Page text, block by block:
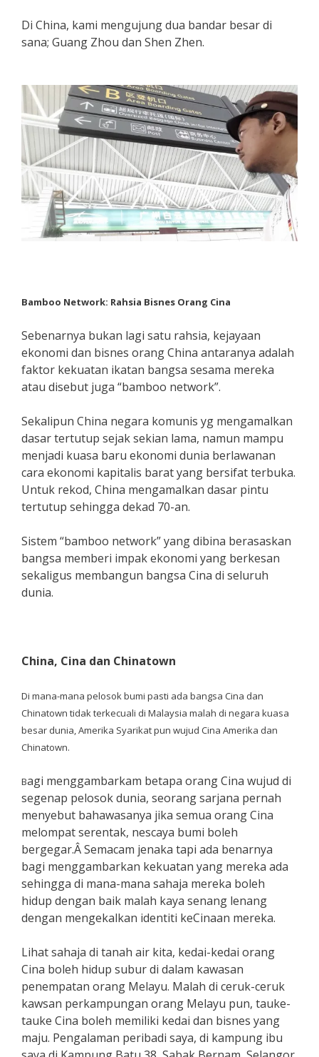
Di China, kami mengujung dua bandar besar di
sana; Guang Zhou dan Shen Zhen.
Bamboo Network: Rahsia Bisnes Orang Cina
Sebenarnya bukan lagi satu rahsia, kejayaan
ekonomi dan bisnes orang China antaranya adalah
faktor kekuatan ikatan bangsa sesama mereka
atau disebut juga “bamboo network”.
Sekalipun China negara komunis yg mengamalkan
dasar tertutup sejak sekian lama, namun mampu
menjadi kuasa baru ekonomi dunia berlawanan
cara ekonomi kapitalis barat yang bersifat terbuka.
Untuk rekod, China mengamalkan dasar pintu
tertutup sehingga dekad 70-an.
Sistem “bamboo network” yang dibina berasaskan
bangsa memberi impak ekonomi yang berkesan
sekaligus membangun bangsa Cina di seluruh
dunia.
China, Cina dan Chinatown
Di mana-mana pelosok bumi pasti ada bangsa Cina dan
Chinatown tidak terkecuali di Malaysia malah di negara kuasa
besar dunia, Amerika Syarikat pun wujud Cina Amerika dan
Chinatown.
Bagi menggambarkam betapa orang Cina wujud di
segenap pelosok dunia, seorang sarjana pernah
menyebut bahawasanya jika semua orang Cina
melompat serentak, nescaya bumi boleh
bergegar.Â Semacam jenaka tapi ada benarnya
bagi menggambarkan kekuatan yang mereka ada
sehingga di mana-mana sahaja mereka boleh
hidup dengan baik malah kaya senang lenang
dengan mengekalkan identiti keCinaan mereka.
Lihat sahaja di tanah air kita, kedai-kedai orang
Cina boleh hidup subur di dalam kawasan
penempatan orang Melayu. Malah di ceruk-ceruk
kawsan perkampungan orang Melayu pun, tauke-
tauke Cina boleh memiliki kedai dan bisnes yang
maju. Pengalaman peribadi saya, di kampung ibu